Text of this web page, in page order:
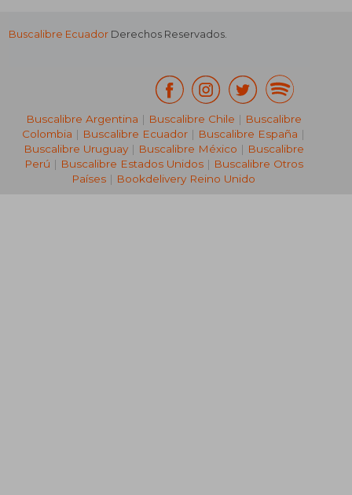
Buscalibre Ecuador Derechos Reservados.
Buscalibre Argentina | Buscalibre Chile | Buscalibre
Colombia | Buscalibre Ecuador | Buscalibre España |
Buscalibre Uruguay| Buscalibre México | Buscalibre
Perú | Buscalibre Estados Unidos| Buscalibre Otros
Países | Bookdelivery Reino Unido